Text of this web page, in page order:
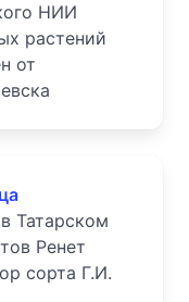
НИИ
растений
от
Татарском
Ренет
сорта Г.И.